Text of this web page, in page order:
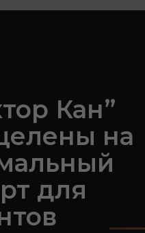
Кан”
на
для